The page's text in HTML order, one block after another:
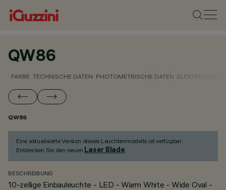
QW86
FARBE TECHNISCHE DATEN PHOTOMETRISCHE DATEN ELEKTRISCHE
QW86
Eine aktualisierte Version dieses Leuchtenmodells ist verfügbar:
Entdecken Sie den neuen Laser Blade.
BESCHREIBUNG
10-zellige Einbauleuchte - LED - Warm White - Wide Oval -